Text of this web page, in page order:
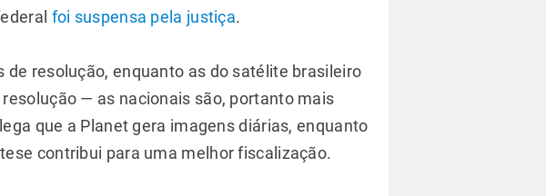
foi suspensa pela justiça.
resolução, enquanto as do satélite brasileiro
resolução — as nacionais são, portanto mais
que a Planet gera imagens diárias, enquanto
contribui para uma melhor fiscalização.